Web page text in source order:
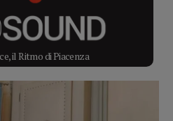
il Ritmo di Piacenza